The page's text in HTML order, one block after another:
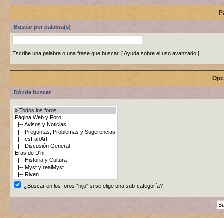
Buscar por palabra(s)
Escribe una palabra o una frase que buscar. [Ayuda sobre el uso avanzado]
Dónde buscar
¿Buscar en los foros "hijo" si se elige una sub-categoría?